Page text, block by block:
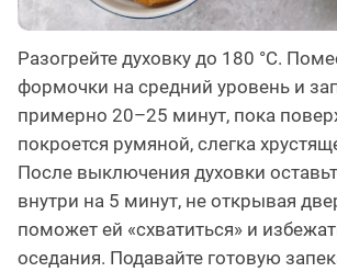
Разогрейте духовку до 180 °C.
формочки на средний уровень и
примерно 20–25 минут, пока
покроется румяной, слегка
После выключения духовки
внутри на 5 минут, не открывая
поможет ей «схватиться» и
оседания. Подавайте готовую